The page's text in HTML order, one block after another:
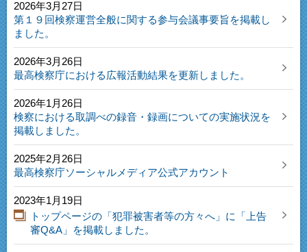
2026年3月27日
第１９回検察運営全般に関する参与会議事要旨を掲載し
ました。
2026年3月26日
最高検察庁における広報活動結果を更新しました。
2026年1月26日
検察における取調べの録音・録画についての実施状況を
掲載しました。
2025年2月26日
最高検察庁ソーシャルメディア公式アカウント
2023年1月19日
トップページの「犯罪被害者等の方々へ」に「上告
審Q&A」を掲載しました。